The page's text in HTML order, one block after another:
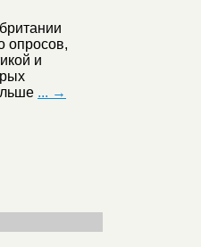
опросов,
и
... →